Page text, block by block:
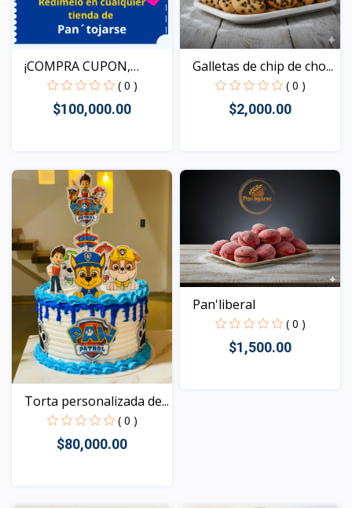
¡COMPRA CUPON,
REDIME T...
( 0 )
$100,000.00
Vista
Galletas de chip de cho...
( 0 )
$2,000.00
Vista
Torta personalizada de...
( 0 )
$80,000.00
Vista
Pan'liberal
( 0 )
$1,500.00